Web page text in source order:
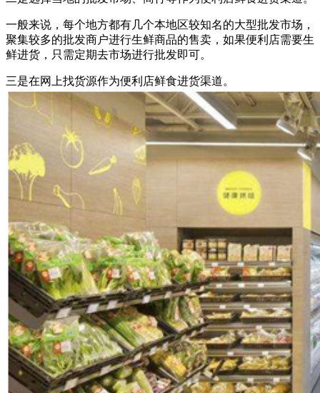
一般来说，每个地方都有几个本地区较知名的大型批发市场，
聚集较多的批发商户进行生鲜商品的售卖，如果便利店需要生
鲜进货，只需定期去市场进行批发即可。
三是在网上找货源作为便利店鲜食进货渠道。